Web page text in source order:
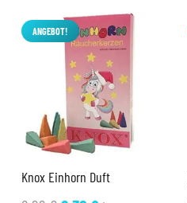
ANGEBOT!
Knox Einhorn Duft